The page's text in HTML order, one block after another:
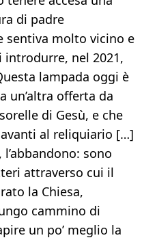
di padre
sentiva molto vicino e
nel 2021,
lampada oggi è
un’altra offerta da
di Gesù, e che
al reliquiario […]
sono
attraverso cui il
la Chiesa,
cammino di
un po’ meglio la